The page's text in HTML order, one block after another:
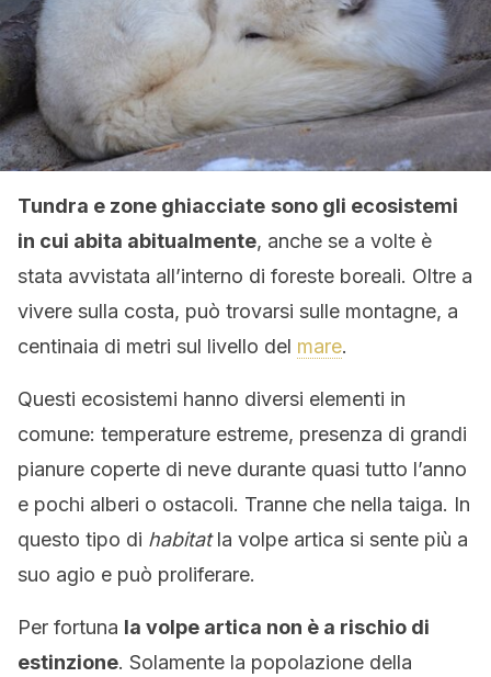
Tundra e zone ghiacciate sono gli ecosistemi
in cui abita abitualmente, anche se a volte è
stata avvistata all’interno di foreste boreali. Oltre a
vivere sulla costa, può trovarsi sulle montagne, a
centinaia di metri sul livello del mare.
Questi ecosistemi hanno diversi elementi in
comune: temperature estreme, presenza di grandi
pianure coperte di neve durante quasi tutto l’anno
e pochi alberi o ostacoli. Tranne che nella taiga. In
questo tipo di habitatla volpe artica si sente più a
suo agio e può proliferare.
Per fortuna la volpe artica non è a rischio di
estinzione. Solamente la popolazione della